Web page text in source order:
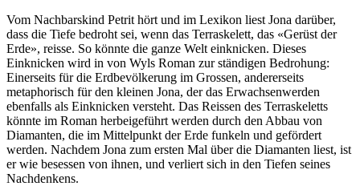
Vom Nachbarskind Petrit hört und im Lexikon liest Jona darüber,
dass die Tiefe bedroht sei, wenn das Terraskelett, das «Gerüst der
Erde», reisse. So könnte die ganze Welt einknicken. Dieses
Einknicken wird in von Wyls Roman zur ständigen Bedrohung:
Einerseits für die Erdbevölkerung im Grossen, andererseits
metaphorisch für den kleinen Jona, der das Erwachsenwerden
ebenfalls als Einknicken versteht. Das Reissen des Terraskeletts
könnte im Roman herbeigeführt werden durch den Abbau von
Diamanten, die im Mittelpunkt der Erde funkeln und gefördert
werden. Nachdem Jona zum ersten Mal über die Diamanten liest, ist
er wie besessen von ihnen, und verliert sich in den Tiefen seines
Nachdenkens.